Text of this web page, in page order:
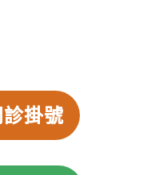
掛號